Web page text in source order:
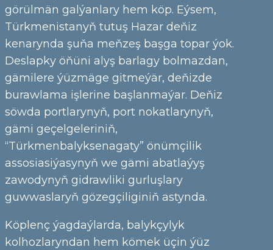
görülmän galýanlary hem köp. Eýsem,
Türkmenistanyň tutuş Hazar deňiz
kenarynda şuňa meňzeş başga topar ýok.
Deslapky öňüni alyş barlagy bolmazdan,
gämilere ýüzmäge gitmeýär, deňizde
burawlama işlerine başlanmaýar. Deňiz
söwda portlarynyň, port nokatlarynyň,
gämi geçelgeleriniň,
“Türkmenbalyksenagaty” önümçilik
assosiasiýasynyň we gämi abatlaýyş
zawodynyň gidrawliki gurluşlary
guwwaslaryň gözegçiliginiň astynda.
Köplenç ýagdaýlarda, balykçylyk
kolhozlaryndan hem kömek üçin ýüz